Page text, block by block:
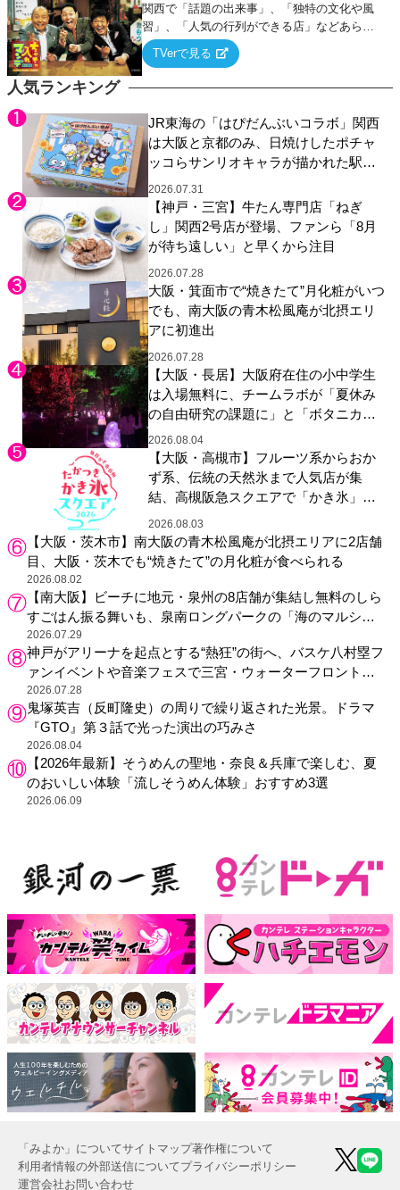
人気ランキング
JR東海の「はぴだんぶいコラボ」関西
は大阪と京都のみ、日焼けしたポチャ
ッコらサンリオキャラが描かれた駅弁
やグッズが登場
2026.07.31
【神戸・三宮】牛たん専門店「ねぎ
し」関西2号店が登場、ファンら「8月
が待ち遠しい」と早くから注目
2026.07.28
大阪・箕面市で“焼きたて”月化粧がいつ
でも、南大阪の青木松風庵が北摂エリ
アに初進出
2026.07.28
【大阪・長居】大阪府在住の小中学生
は入場無料に、チームラボが「夏休み
の自由研究の課題に」と「ボタニカル
ガーデン 大阪」へ招待
2026.08.04
【大阪・高槻市】フルーツ系からおか
ず系、伝統の天然氷まで人気店が集
結、高槻阪急スクエアで「かき氷」祭
り
2026.08.03
【大阪・茨木市】南大阪の青木松風庵が北摂エリアに2店舗
目、大阪・茨木でも“焼きたて”の月化粧が食べられる
2026.08.02
【南大阪】ビーチに地元・泉州の8店舗が集結し無料のしら
すごはん振る舞いも、泉南ロングパークの「海のマルシ
ェ」がリニューアル！
2026.07.29
神戸がアリーナを起点とする“熱狂”の街へ、バスケ八村塁フ
ァンイベントや音楽フェスで三宮・ウォーターフロントを
活性化
2026.07.28
鬼塚英吉（反町隆史）の周りで繰り返された光景。ドラマ
『GTO』第３話で光った演出の巧みさ
2026.08.04
【2026年最新】そうめんの聖地・奈良＆兵庫で楽しむ、夏
のおいしい体験「流しそうめん体験」おすすめ3選
2026.06.09
関西で「話題の出来事」、「独特の文化や風
習」、「人気の行列ができる店」などあらゆ
るテーマについて好き放題にちゃちゃを入れ
ていく関西色を前面に押し出したトークバラ
TVerで見る
「みよか」についてサイトマップ著作権について
利用者情報の外部送信についてプライバシーポリシー
運営会社お問い合わせ